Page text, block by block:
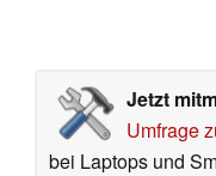
Jetzt
Umfrage
bei Laptops und